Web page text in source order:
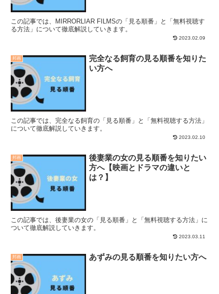
この記事では、MIRRORLIAR FILMSの「見る順番」と「無料視聴す
る方法」について徹底解説していきます。
2023.02.09
邦画
完全なる飼育の見る順番を知りた
い方へ
この記事では、完全なる飼育の「見る順番」と「無料視聴する方法」
について徹底解説していきます。
2023.02.10
邦画
後妻業の女の見る順番を知りたい
方へ【映画とドラマの違いと
は？】
この記事では、後妻業の女の「見る順番」と「無料視聴する方法」に
ついて徹底解説していきます。
2023.03.11
邦画 あずみの見る順番を知りたい方へ